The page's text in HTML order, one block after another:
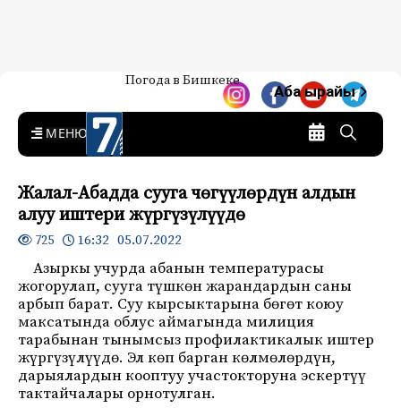
7-канал. Жаңылыктар —
Кыргызстан
Жаңылыктар — Кыргызстан
Погода в Бишкеке
Аба ырайы
MENU
Жалал-Абадда сууга чөгүүлөрдүн алдын
алуу иштери жүргүзүлүүдө
725 16:32 05.07.2022
Азыркы учурда абанын температурасы
жогорулап, сууга түшкөн жарандардын саны
арбып барат. Суу кырсыктарына бөгөт коюу
максатында облус аймагында милиция
тарабынан тынымсыз профилактикалык иштер
жүргүзүлүүдө. Эл көп барган көлмөлөрдүн,
дарыялардын кооптуу участокторуна эскертүү
тактайчалары орнотулган.